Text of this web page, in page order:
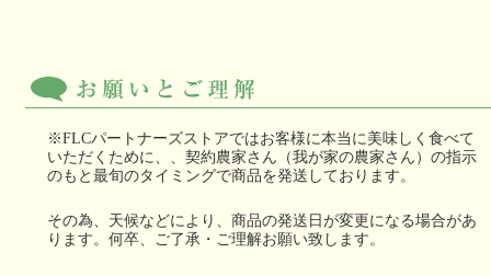
※FLCパートナーズストアではお客様に本当に美味しく食べて
いただくために、、契約農家さん（我が家の農家さん）の指示
のもと最旬のタイミングで商品を発送しております。
その為、天候などにより、商品の発送日が変更になる場合があ
ります。何卒、ご了承・ご理解お願い致します。